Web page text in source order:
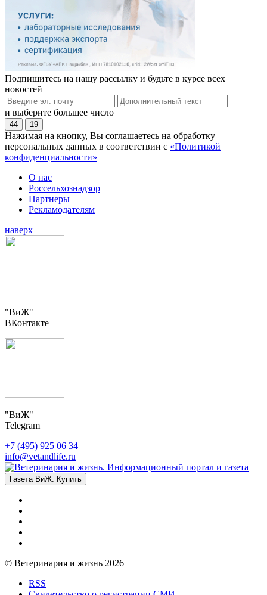
Подпишитесь на нашу рассылку и будьте в курсе всех
новостей
и выберите большее число
44 19
Нажимая на кнопку, Вы соглашаетесь на обработку
персональных данных в соответствии с «Политикой
конфиденциальности»
О нас
Россельхознадзор
Партнеры
Рекламодателям
наверх
"ВиЖ"
ВКонтакте
"ВиЖ"
Telegram
+7 (495) 925 06 34
info@vetandlife.ru
Газета ВиЖ. Купить
© Ветеринария и жизнь 2026
RSS